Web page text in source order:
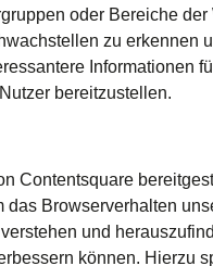
oder Bereiche der
zu erkennen
Informationen
bereitzustellen.
Contentsquare
das Browserverhalten
und
können. Hierzu